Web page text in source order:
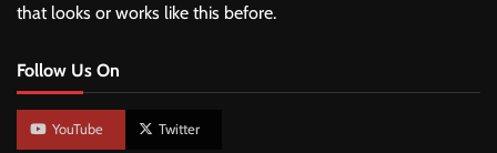
that looks or works like this before.
Follow Us On
YouTube Twitter